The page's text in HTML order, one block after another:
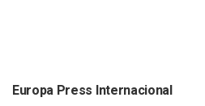
Europa Press Internacional